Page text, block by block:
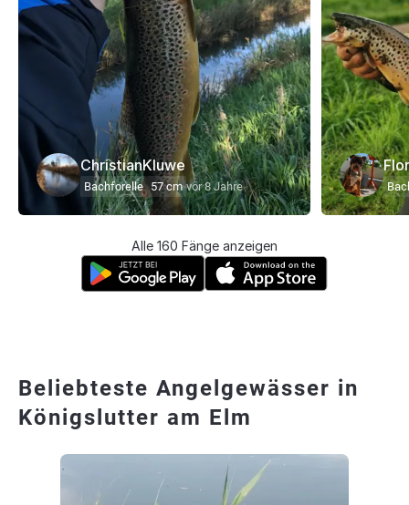
ChristianKluwe
Bachforelle 57 cm vor 8 Jahre
Alle 160 Fänge anzeigen
Beliebteste Angelgewässer in
Königslutter am Elm